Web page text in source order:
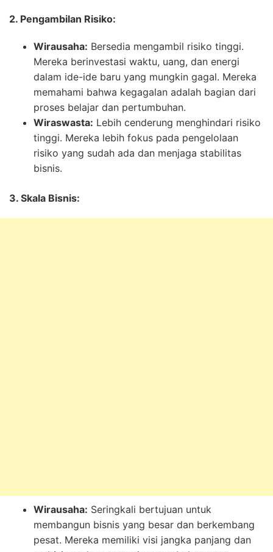
2. Pengambilan Risiko:
Wirausaha: Bersedia mengambil risiko tinggi.
Mereka berinvestasi waktu, uang, dan energi
dalam ide-ide baru yang mungkin gagal. Mereka
memahami bahwa kegagalan adalah bagian dari
proses belajar dan pertumbuhan.
Wiraswasta: Lebih cenderung menghindari risiko
tinggi. Mereka lebih fokus pada pengelolaan
risiko yang sudah ada dan menjaga stabilitas
bisnis.
3. Skala Bisnis:
Wirausaha: Seringkali bertujuan untuk
membangun bisnis yang besar dan berkembang
pesat. Mereka memiliki visi jangka panjang dan